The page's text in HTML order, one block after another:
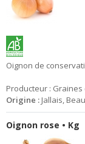
Oignon de
Producteur :
Origine : Jallais,
Oignon rose • Kg